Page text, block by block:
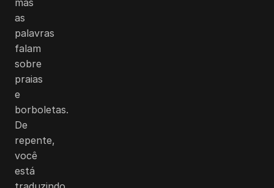
as
palavras
falam
sobre
praias
e
borboletas.
De
repente,
você
está